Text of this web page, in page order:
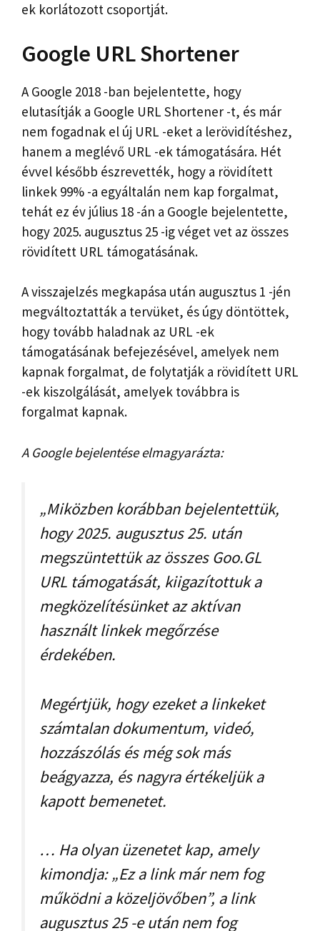
ek korlátozott csoportját.
Google URL Shortener
A Google 2018 -ban bejelentette, hogy
elutasítják a Google URL Shortener -t, és már
nem fogadnak el új URL -eket a lerövidítéshez,
hanem a meglévő URL -ek támogatására. Hét
évvel később észrevették, hogy a rövidített
linkek 99% -a egyáltalán nem kap forgalmat,
tehát ez év július 18 -án a Google bejelentette,
hogy 2025. augusztus 25 -ig véget vet az összes
rövidített URL támogatásának.
A visszajelzés megkapása után augusztus 1 -jén
megváltoztatták a tervüket, és úgy döntöttek,
hogy tovább haladnak az URL -ek
támogatásának befejezésével, amelyek nem
kapnak forgalmat, de folytatják a rövidített URL
-ek kiszolgálását, amelyek továbbra is
forgalmat kapnak.
A Google bejelentése elmagyarázta:
„Miközben korábban bejelentettük,
hogy 2025. augusztus 25. után
megszüntettük az összes Goo.GL
URL támogatását, kiigazítottuk a
megközelítésünket az aktívan
használt linkek megőrzése
érdekében.
Megértjük, hogy ezeket a linkeket
számtalan dokumentum, videó,
hozzászólás és még sok más
beágyazza, és nagyra értékeljük a
kapott bemenetet.
… Ha olyan üzenetet kap, amely
kimondja: „Ez a link már nem fog
működni a közeljövőben”, a link
augusztus 25 -e után nem fog